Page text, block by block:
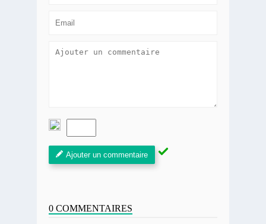
Ajouter un commentaire
0 COMMENTAIRES